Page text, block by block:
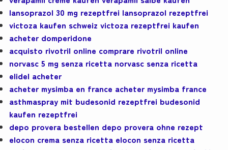
lansoprazol 30 mg rezeptfrei lansoprazol rezeptfrei
victoza kaufen schweiz victoza rezeptfrei kaufen
acheter domperidone
acquisto rivotril online comprare rivotril online
norvasc 5 mg senza ricetta norvasc senza ricetta
elidel acheter
acheter mysimba en france acheter mysimba france
asthmaspray mit budesonid rezeptfrei budesonid
kaufen rezeptfrei
depo provera bestellen depo provera ohne rezept
elocon crema senza ricetta elocon senza ricetta